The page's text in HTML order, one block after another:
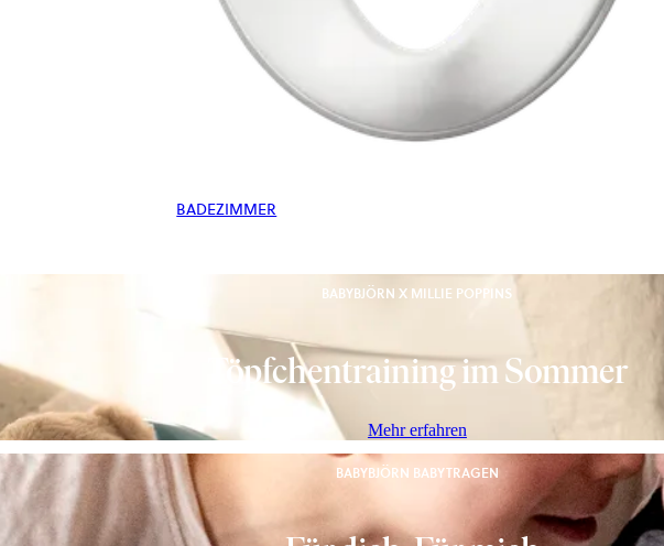
BADEZIMMER
BABYBJÖRN X MILLIE POPPINS
Töpfchentraining im Sommer
Mehr erfahren
BABYBJÖRN BABYTRAGEN